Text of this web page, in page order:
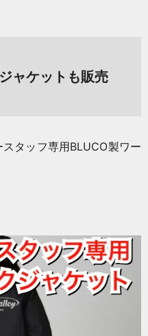
ャケットも販売
タッフ専用BLUCO製ワー